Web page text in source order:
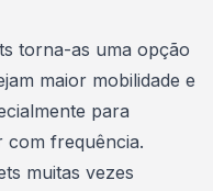
torna-as uma opção
maior mobilidade e
para
com frequência.
muitas vezes